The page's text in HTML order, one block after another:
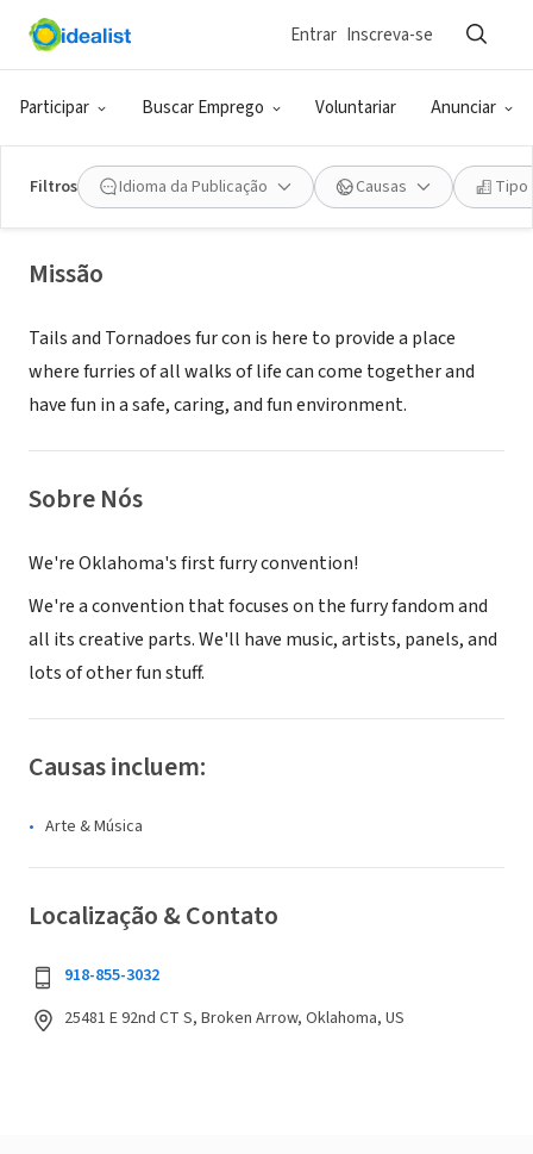
Participar Buscar Emprego Voluntariar Anunciar
Entrar Inscreva-se
Filtros Idioma da Publicação Causas Tipo
ONG (SETOR SOCIAL)
TAILS AND TORNADOES
CONVENTIONS INC
Broken Arrow, OK|tailsandtornadoes.org
Missão
Tails and Tornadoes fur con is here to provide a place
where furries of all walks of life can come together and
have fun in a safe, caring, and fun environment.
Sobre Nós
We're Oklahoma's first furry convention!
We're a convention that focuses on the furry fandom and
all its creative parts. We'll have music, artists, panels, and
lots of other fun stuff.
Causas incluem:
Arte & Música
Localização & Contato
918-855-3032
25481 E 92nd CT S, Broken Arrow, Oklahoma, US